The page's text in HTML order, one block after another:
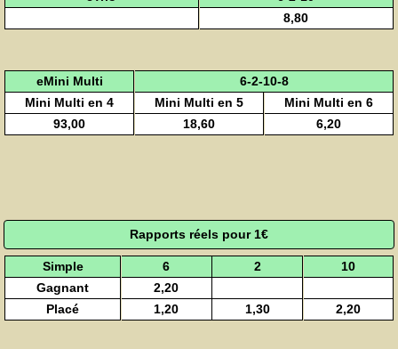
8,80
eMini Multi
6-2-10-8
Mini Multi en 4
Mini Multi en 5
Mini Multi en 6
93,00
18,60 6,20
Rapports réels pour 1€
Simple 6 2
10
Gagnant
2,20
Placé
1,20 1,30 2,20